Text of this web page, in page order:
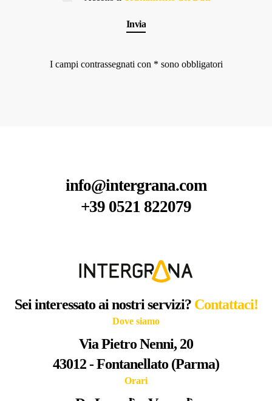
I campi contrassegnati con * sono obbligatori
info@intergrana.com
+39 0521 822079
Sei interessato ai nostri servizi? Contattaci!
Dove siamo
Via Pietro Nenni, 20
43012 - Fontanellato (Parma)
Orari